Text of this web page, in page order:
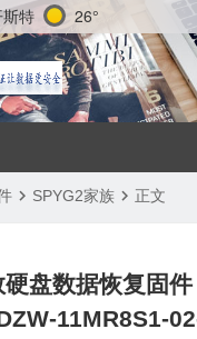
特 26°
SPYG2家族 正文
盘数据恢复固件
11MR8S1-